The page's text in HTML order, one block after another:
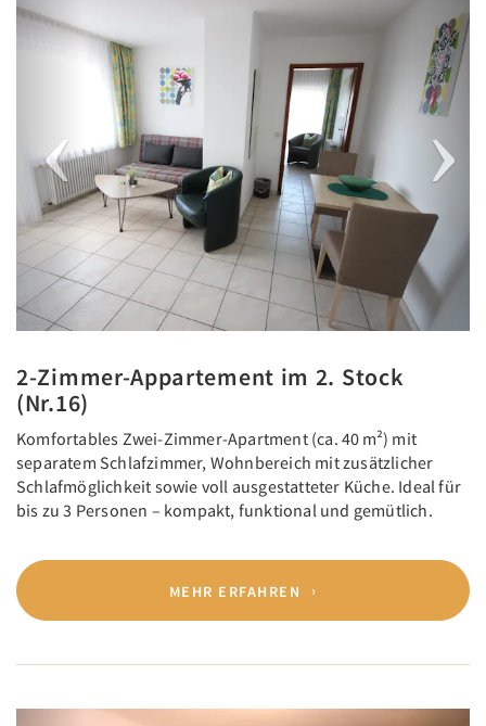
2-Zimmer-Appartement im 2. Stock
(Nr.16)
Komfortables Zwei-Zimmer-Apartment (ca. 40 m²) mit
separatem Schlafzimmer, Wohnbereich mit zusätzlicher
Schlafmöglichkeit sowie voll ausgestatteter Küche. Ideal für
bis zu 3 Personen – kompakt, funktional und gemütlich.
MEHR ERFAHREN